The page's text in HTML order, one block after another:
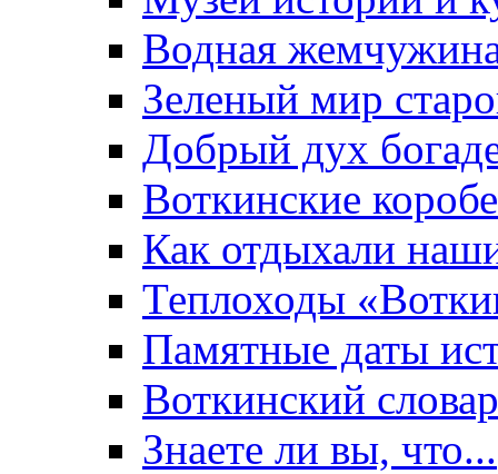
Водная
Зеленый мир
Добрый дух
Воткинские
Как отдыхали
Теплоходы
Памятные даты
Воткинский
Знаете ли вы, что...